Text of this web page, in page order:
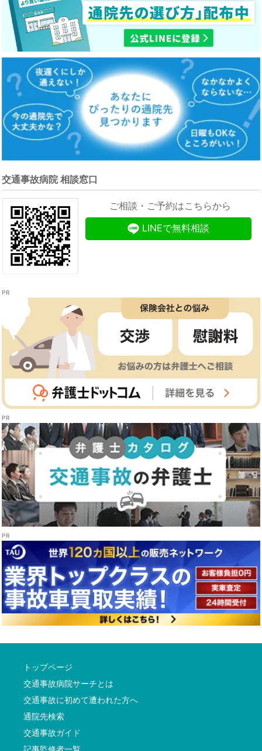
交通事故病院 相談窓口
ご相談・ご予約はこちらから
LINEで無料相談
トップページ
交通事故病院サーチとは
交通事故に初めて遭われた方へ
通院先検索
交通事故ガイド
記事監修者一覧